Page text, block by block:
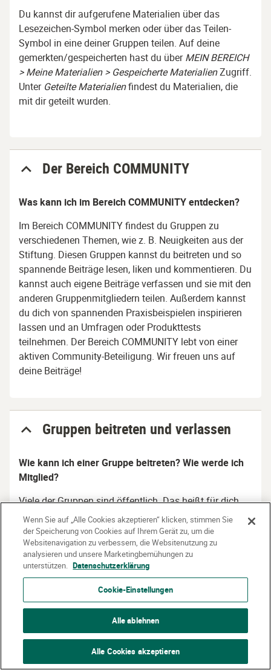
Du kannst dir aufgerufene Materialien über das
Lesezeichen-Symbol merken oder über das Teilen-
Symbol in eine deiner Gruppen teilen. Auf deine
gemerkten/gespeicherten hast du überMEIN BEREICH
> Meine Materialien > Gespeicherte MaterialienZugriff.
Unter Geteilte Materialienfindest du Materialien, die
mit dir geteilt wurden.
Der Bereich COMMUNITY
Was kann ich im Bereich COMMUNITY entdecken?
Im Bereich COMMUNITYfindest du Gruppen zu
verschiedenen Themen, wie z. B. Neuigkeiten aus der
Stiftung. Diesen Gruppen kannst du beitreten und so
spannende Beiträge lesen, liken und kommentieren. Du
kannst auch eigene Beiträge verfassen und sie mit den
anderen Gruppenmitgliedern teilen. Außerdem kannst
du dich von spannenden Praxisbeispielen inspirieren
lassen und an Umfragen oder Produkttests
teilnehmen. Der Bereich COMMUNITY lebt von einer
aktiven Community-Beteiligung. Wir freuen uns auf
deine Beiträge!
Gruppen beitreten und verlassen
Wie kann ich einer Gruppe beitreten? Wie werde ich
Mitglied?
Viele der Gruppen sind öffentlich. Das heißt für dich
sind alle Beiträge in der Gruppe sichtbar auch ohne
dass du ihr beitrittst. Wenn du auf „Beitreten“ klickst,
dann bist du Mitglied der Gruppe. Das heißt, du hast
die Möglichkeit in der Gruppe zu interagieren (Beiträge
liken, teilen, verfassen) und erhältst auch
Benachrichtigungen, wenn in der Gruppe etwas Neues
passiert. Mit dem Beitritt einer Gruppe stimmst du den
Community-Richtlinien zu.
Wo finde ich meine Gruppen?
Wenn Sie auf „Alle Cookies akzeptieren“ klicken, stimmen Sie
der Speicherung von Cookies auf Ihrem Gerät zu, um die
Websitenavigation zu verbessern, die Websitenutzung zu
analysieren und unsere Marketingbemühungen zu
unterstützen. Datenschutzerklärung
Cookie-Einstellungen
Alle ablehnen
Alle Cookies akzeptieren